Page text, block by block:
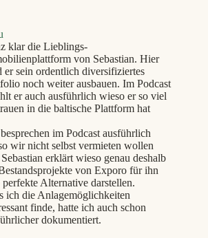
klar die Lieblings-
von Sebastian. Hier
er sein ordentlich diversifiziertes
noch weiter ausbauen. Im Podcast
er auch ausführlich wieso er so viel
in die baltische Plattform hat
im Podcast ausführlich
wir nicht selbst vermieten wollen
erklärt wieso genau deshalb
von Exporo für ihn
perfekte Alternative darstellen.
ich die Anlagemöglichkeiten
finde, hatte ich auch schon
dokumentiert.